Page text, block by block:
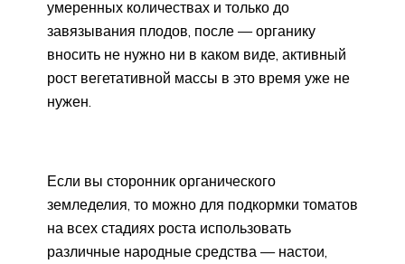
умеренных количествах и только до
завязывания плодов, после — органику
вносить не нужно ни в каком виде, активный
рост вегетативной массы в это время уже не
нужен.
Если вы сторонник органического
земледелия, то можно для подкормки томатов
на всех стадиях роста использовать
различные народные средства — настои,